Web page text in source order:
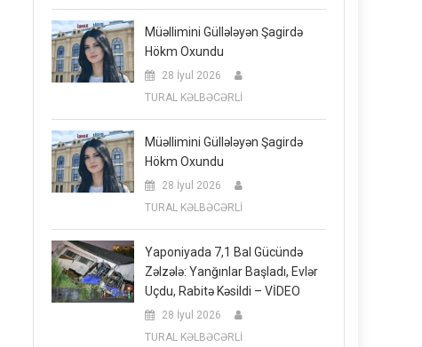
Müəllimini Güllələyən Şagirdə
Hökm Oxundu
28 İyul 2026
TURAL KƏLBƏCƏRLİ
Müəllimini Güllələyən Şagirdə
Hökm Oxundu
28 İyul 2026
TURAL KƏLBƏCƏRLİ
Yaponiyada 7,1 Bal Gücündə
Zəlzələ: Yanğınlar Başladı, Evlər
Uçdu, Rabitə Kəsildi – VİDEO
28 İyul 2026
TURAL KƏLBƏCƏRLİ